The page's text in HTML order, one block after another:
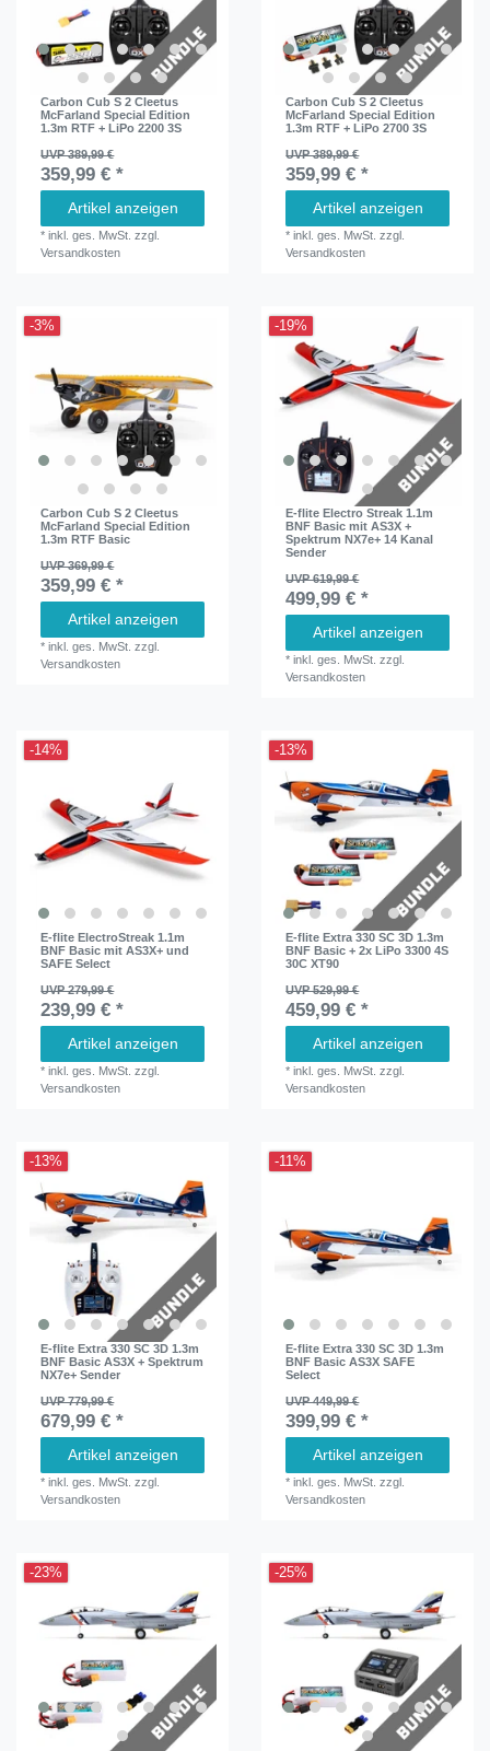
Carbon Cub S 2 Cleetus
McFarland Special Edition
1.3m RTF + LiPo 2200 3S
UVP 389,99 €
359,99 € *
Artikel anzeigen
*inkl. ges. MwSt. zzgl.
Versandkosten
Carbon Cub S 2 Cleetus
McFarland Special Edition
1.3m RTF + LiPo 2700 3S
UVP 389,99 €
359,99 € *
Artikel anzeigen
*inkl. ges. MwSt. zzgl.
Versandkosten
-3%
Carbon Cub S 2 Cleetus
McFarland Special Edition
1.3m RTF Basic
UVP 369,99 €
359,99 € *
Artikel anzeigen
*inkl. ges. MwSt. zzgl.
Versandkosten
-19%
E-flite Electro Streak 1.1m
BNF Basic mit AS3X +
Spektrum NX7e+ 14 Kanal
Sender
UVP 619,99 €
499,99 € *
Artikel anzeigen
*inkl. ges. MwSt. zzgl.
Versandkosten
-14%
E-flite ElectroStreak 1.1m
BNF Basic mit AS3X+ und
SAFE Select
UVP 279,99 €
239,99 € *
Artikel anzeigen
*inkl. ges. MwSt. zzgl.
Versandkosten
-13%
E-flite Extra 330 SC 3D 1.3m
BNF Basic + 2x LiPo 3300 4S
30C XT90
UVP 529,99 €
459,99 € *
Artikel anzeigen
*inkl. ges. MwSt. zzgl.
Versandkosten
-13%
E-flite Extra 330 SC 3D 1.3m
BNF Basic AS3X + Spektrum
NX7e+ Sender
UVP 779,99 €
679,99 € *
Artikel anzeigen
*inkl. ges. MwSt. zzgl.
Versandkosten
-11%
E-flite Extra 330 SC 3D 1.3m
BNF Basic AS3X SAFE
Select
UVP 449,99 €
399,99 € *
Artikel anzeigen
*inkl. ges. MwSt. zzgl.
Versandkosten
-23% -25%